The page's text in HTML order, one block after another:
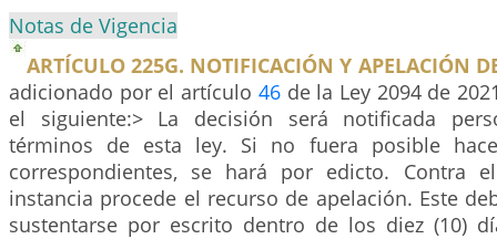
Notas de Vigencia
ARTÍCULO 225G. NOTIFICACIÓN Y APELACIÓN
adicionado por el artículo 46de la Ley 2094 de
el siguiente:> La decisión será notificada
términos de esta ley. Si no fuera posible
correspondientes, se hará por edicto. Contra
instancia procede el recurso de apelación. Este
sustentarse por escrito dentro de los diez (10)